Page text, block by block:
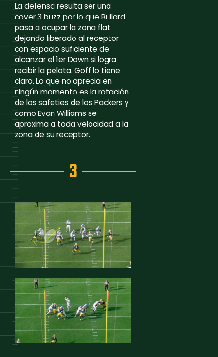
La defensa resulta ser una
cover 3 buzz por lo que Bullard
pasa a ocupar la zona flat
dejando liberado al receptor
con espacio suficiente de
alcanzar el 1er Down si logra
recibir la pelota. Goff lo tiene
claro. Lo que no aprecia en
ningún momento es la rotación
de los safeties de los Packers y
como Evan Williams se
aproxima a toda velocidad a la
zona de su receptor.
3